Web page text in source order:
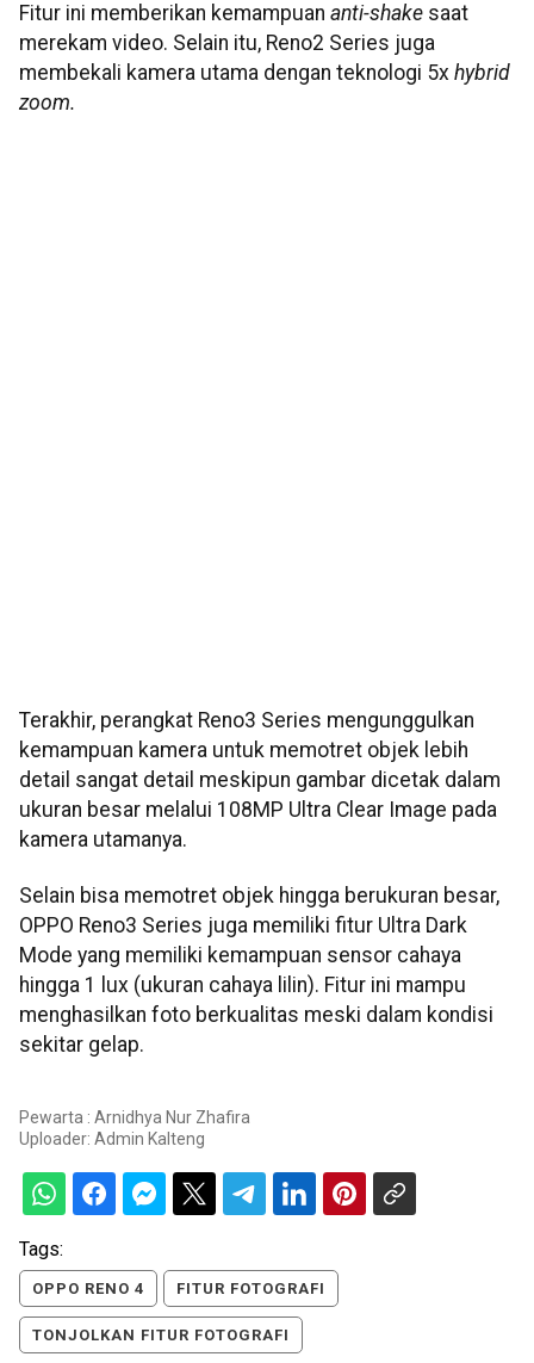
Fitur ini memberikan kemampuan anti-shake saat
merekam video. Selain itu, Reno2 Series juga
membekali kamera utama dengan teknologi 5x hybrid
zoom.
Terakhir, perangkat Reno3 Series mengunggulkan
kemampuan kamera untuk memotret objek lebih
detail sangat detail meskipun gambar dicetak dalam
ukuran besar melalui 108MP Ultra Clear Image pada
kamera utamanya.
Selain bisa memotret objek hingga berukuran besar,
OPPO Reno3 Series juga memiliki fitur Ultra Dark
Mode yang memiliki kemampuan sensor cahaya
hingga 1 lux (ukuran cahaya lilin). Fitur ini mampu
menghasilkan foto berkualitas meski dalam kondisi
sekitar gelap.
Pewarta : Arnidhya Nur Zhafira
Uploader: Admin Kalteng
Tags:
OPPO RENO 4 FITUR FOTOGRAFI
TONJOLKAN FITUR FOTOGRAFI